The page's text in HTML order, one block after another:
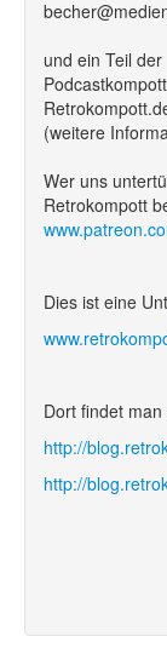
und ein Teil der
(weitere
Wer uns
Retrokompott
Dies ist eine
Dort findet
http://
http://